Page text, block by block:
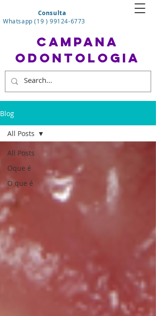
Consulta
Whatsapp (19 ) 99124-6773
CAMPANA
ODONTOLOGIA
Blog
All Posts
Oque é
O que é
All Posts